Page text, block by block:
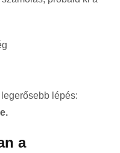
lépés:
a